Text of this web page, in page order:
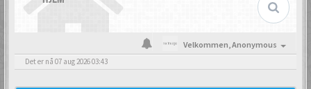
Velkommen,Anonymous
Det er nå 07 aug 2026 03:43